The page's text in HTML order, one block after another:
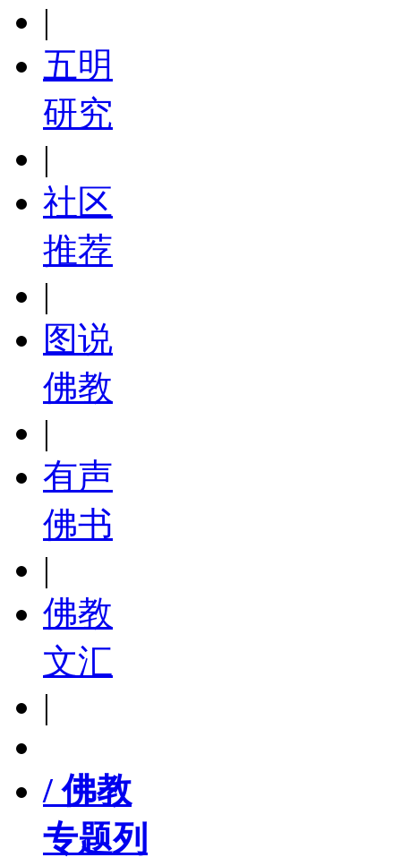
|
五明
研究
|
社区
推荐
|
图说
佛教
|
有声
佛书
|
佛教
文汇
|
/ 佛教
专题列